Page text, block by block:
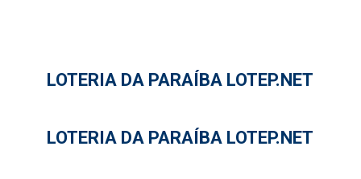
LOTERIA DA PARAÍBA LOTEP.NET
LOTERIA DA PARAÍBA LOTEP.NET